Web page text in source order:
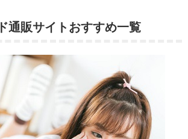
通販サイトおすすめ一覧